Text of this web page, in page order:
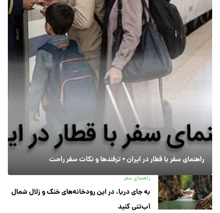
راهنمای سفر با قطار در ایران + ترفندها و نکات سفر راحت
راهنمای سفر
به جای دریا، در این رودخانه‌های خنک و زلال شمال
آب‌تنی کنید